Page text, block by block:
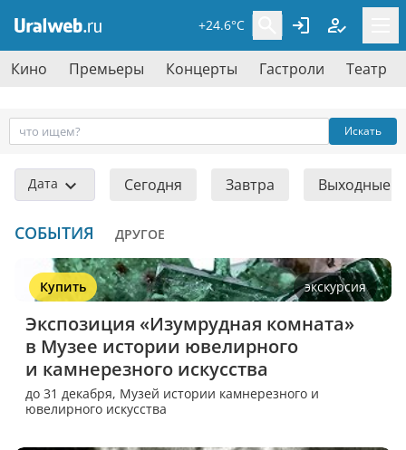
+24.6°C
Кино Премьеры Концерты Гастроли Театр
Искать
Дата Сегодня Завтра Выходные
СОБЫТИЯ ДРУГОЕ
Купить экскурсия
Экспозиция «Изумрудная комната»
в Музее истории ювелирного
и камнерезного искусства
до 31 декабря, Музей истории камнерезного и
ювелирного искусства